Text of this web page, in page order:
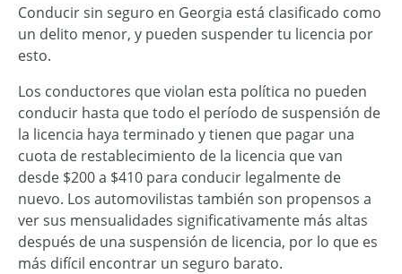
Conducir sin seguro en Georgia está clasificado como
un delito menor, y pueden suspender tu licencia por
esto.
Los conductores que violan esta política no pueden
conducir hasta que todo el período de suspensión de
la licencia haya terminado y tienen que pagar una
cuota de restablecimiento de la licencia que van
desde $200 a $410 para conducir legalmente de
nuevo. Los automovilistas también son propensos a
ver sus mensualidades significativamente más altas
después de una suspensión de licencia, por lo que es
más difícil encontrar un seguro barato.